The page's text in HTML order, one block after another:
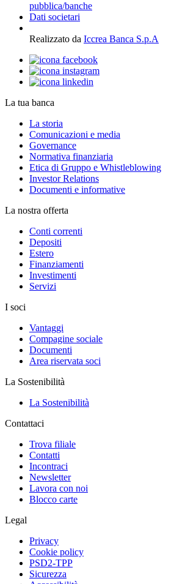
pubblica/banche
Dati societari
Realizzato da Iccrea Banca S.p.A
La tua banca
La storia
Comunicazioni e media
Governance
Normativa finanziaria
Etica di Gruppo e Whistleblowing
Investor Relations
Documenti e informative
La nostra offerta
Conti correnti
Depositi
Estero
Finanziamenti
Investimenti
Servizi
I soci
Vantaggi
Compagine sociale
Documenti
Area riservata soci
La Sostenibilità
La Sostenibilità
Contattaci
Trova filiale
Contatti
Incontraci
Newsletter
Lavora con noi
Blocco carte
Legal
Privacy
Cookie policy
PSD2-TPP
Sicurezza